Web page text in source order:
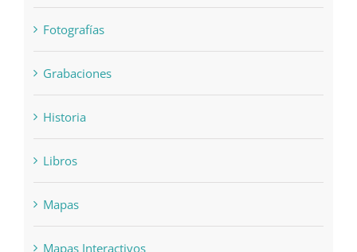
Fotografías
Grabaciones
Historia
Libros
Mapas
Mapas Interactivos